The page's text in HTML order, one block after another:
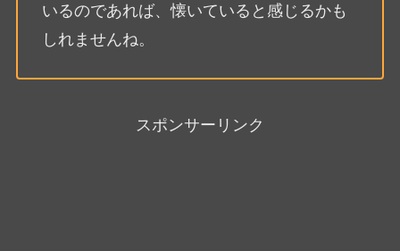
いるのであれば、懐いていると感じるかも
しれませんね。
スポンサーリンク